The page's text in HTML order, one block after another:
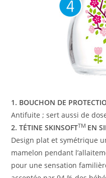
1. BOUCHON DE
Antifuite ; sert aussi de
2. TÉTINE SKINSOFTTM EN
Design plat et symétrique
mamelon pendant
pour une sensation